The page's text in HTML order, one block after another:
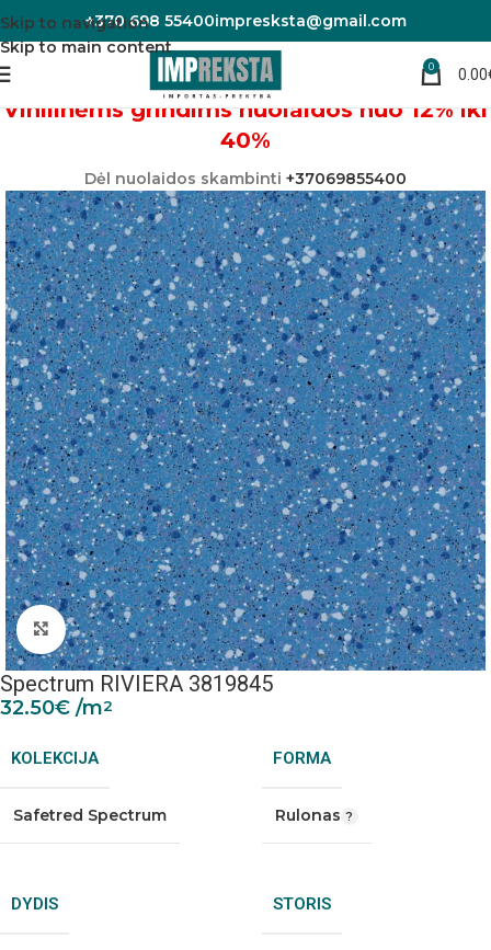
Skip to navigation
Skip to main content
+370 698 55400impresksta@gmail.com
0 0.00
Pradžia Vinilinės grindys Linoleumas/PVC danga
Vinilinėms grindims nuolaidos nuo 12% iki
40%
Dėl nuolaidos skambinti +37069855400
Padidinti nuotrauką
Spectrum RIVIERA 3819845
32.50€ /m2
KOLEKCIJA
Safetred Spectrum
FORMA
Rulonas
DYDIS STORIS